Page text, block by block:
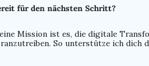
für den nächsten Schritt?
Mission ist es, die digitale
So unterstütze ich dich